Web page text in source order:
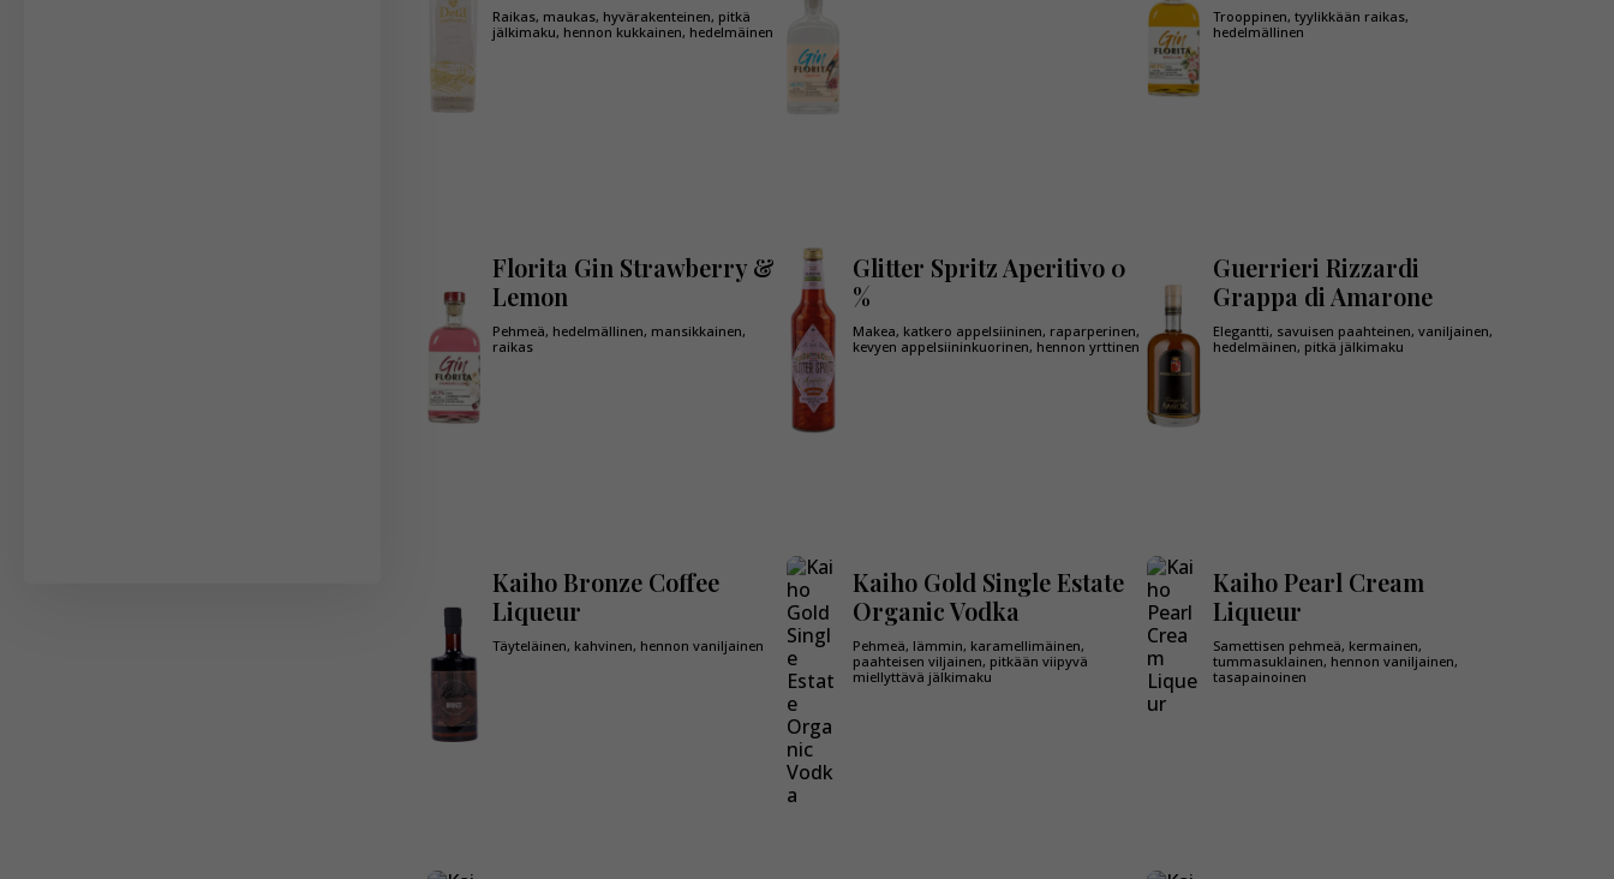
Raikas, maukas, hyvärakenteinen, pitkä
jälkimaku, hennon kukkainen, hedelmäinen
Trooppinen, tyylikkään raikas,
hedelmällinen
Florita Gin Strawberry &
Lemon
Pehmeä, hedelmällinen, mansikkainen,
raikas
Glitter Spritz Aperitivo 0
%
Makea, katkero appelsiininen, raparperinen,
kevyen appelsiininkuorinen, hennon yrttinen
Guerrieri Rizzardi
Grappa di Amarone
Elegantti, savuisen paahteinen, vaniljainen,
hedelmäinen, pitkä jälkimaku
Kaiho Bronze Coffee
Liqueur
Täyteläinen, kahvinen, hennon vaniljainen
Kaiho Gold Single Estate
Organic Vodka
Pehmeä, lämmin, karamellimäinen,
paahteisen viljainen, pitkään viipyvä
miellyttävä jälkimaku
Kaiho Pearl Cream
Liqueur
Samettisen pehmeä, kermainen,
tummasuklainen, hennon vaniljainen,
tasapainoinen